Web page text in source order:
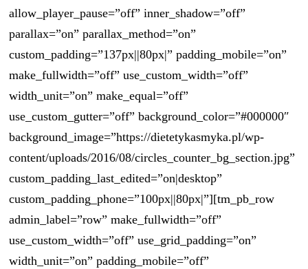
allow_player_pause=”off” inner_shadow=”off”
parallax=”on” parallax_method=”on”
custom_padding=”137px||80px|” padding_mobile=”on”
make_fullwidth=”off” use_custom_width=”off”
width_unit=”on” make_equal=”off”
use_custom_gutter=”off” background_color=”#000000″
background_image=”https://dietetykasmyka.pl/wp-
content/uploads/2016/08/circles_counter_bg_section.jpg”
custom_padding_last_edited=”on|desktop”
custom_padding_phone=”100px||80px|”][tm_pb_row
admin_label=”row” make_fullwidth=”off”
use_custom_width=”off” use_grid_padding=”on”
width_unit=”on” padding_mobile=”off”